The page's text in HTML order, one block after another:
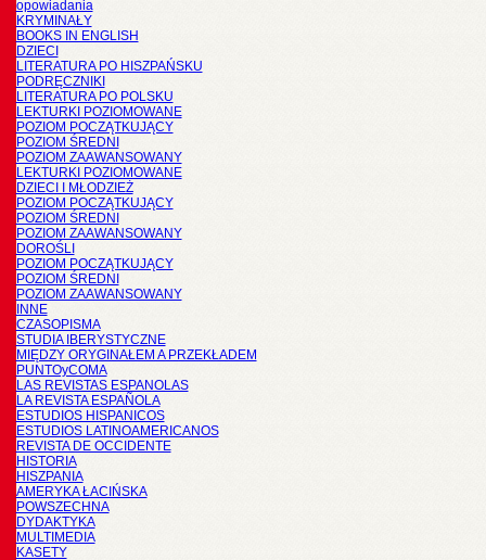
opowiadania
KRYMINAŁY
BOOKS IN ENGLISH
DZIECI
LITERATURA PO HISZPAŃSKU
PODRĘCZNIKI
LITERATURA PO POLSKU
LEKTURKI POZIOMOWANE
POZIOM POCZĄTKUJĄCY
POZIOM ŚREDNI
POZIOM ZAAWANSOWANY
LEKTURKI POZIOMOWANE
DZIECI I MŁODZIEŻ
POZIOM POCZĄTKUJĄCY
POZIOM ŚREDNI
POZIOM ZAAWANSOWANY
DOROŚLI
POZIOM POCZĄTKUJĄCY
POZIOM ŚREDNI
POZIOM ZAAWANSOWANY
INNE
CZASOPISMA
STUDIA IBERYSTYCZNE
MIĘDZY ORYGINAŁEM A PRZEKŁADEM
PUNTOyCOMA
LAS REVISTAS ESPANOLAS
LA REVISTA ESPAÑOLA
ESTUDIOS HISPANICOS
ESTUDIOS LATINOAMERICANOS
REVISTA DE OCCIDENTE
HISTORIA
HISZPANIA
AMERYKA ŁACIŃSKA
POWSZECHNA
DYDAKTYKA
MULTIMEDIA
KASETY